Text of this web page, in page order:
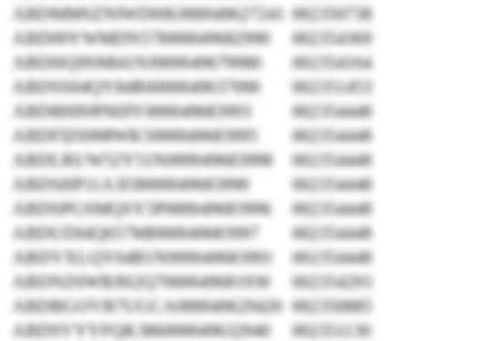
ABDMMSZNIWDHK000049627241
002350738
ABD00YWMDN57I000049682990
002354369
ABDHQ9SMI41NJ000049679980
002354164
ABDSS04QY84R6000049637090
002351453
ABD8HI9JPMJIY000049683993
002354448
ABDFIZ6998WK5000049683995
002354448
ABDLRUW52Y51N000049683998
002354448
ABDSHP11A3I3I000049683990
002354448
ABDSPGSMQSY5P000049683996
002354448
ABDUDI4Q657MI000049683997
002354448
ABDVXLQY64B1N000049683991
002354448
ABDNZ6WBJH2Q7000049681930
002354293
ABDBGOVB7UGCA000049629420
002350885
ABDSVYYFQK386000049632940
002351130